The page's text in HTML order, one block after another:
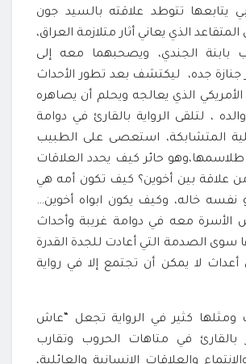
يتابعها تتوطد علاقته بالسيد جون
الذي يعاني أثار متلازمة العراق،
بابنة الجندي، ويصحبهما معه إلى
جده، ليكتشف بعد تطور الأحداث
الذي يعالجه ويحلم أن يصاهره
، لتلقى الرواية بالقارئ في دوامة
المتشابكة، استعصى على الطبيب
حائر كيف يحدد العلاقات
علاقة بين أخوين؟ كيف تكون أمه هي
نفسه خاله، وكيف يكون ابواه أخوين…
معه في دوامة غريبة وأحداث
الصدمة التي أعادت للجدة القدرة
أعداث لا يمكن أن تجتمع إلا في رواية
ومثلها كثير في الرواية تجعل “عاش
بالقارئ في متاهات الحروب وتقارب